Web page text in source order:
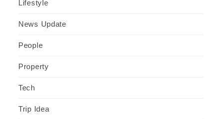
Lifestyle
News Update
People
Property
Tech
Trip Idea